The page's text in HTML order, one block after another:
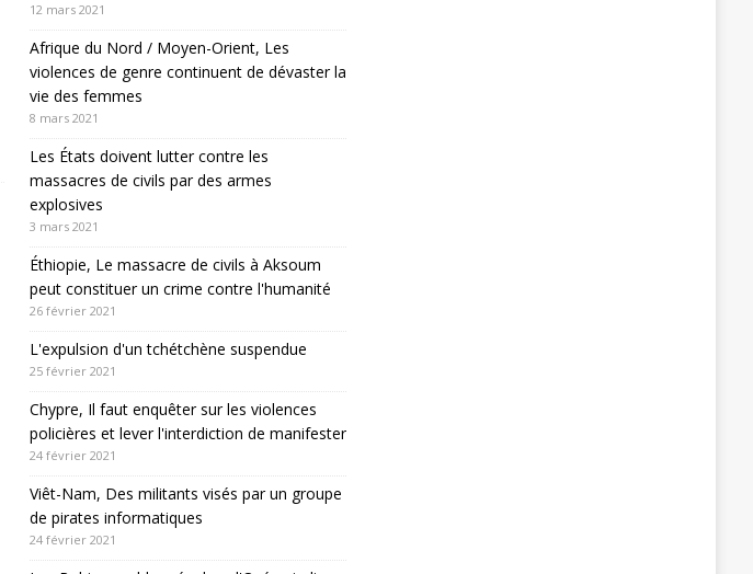
12 mars 2021
Afrique du Nord / Moyen-Orient, Les
violences de genre continuent de dévaster la
vie des femmes
8 mars 2021
Les États doivent lutter contre les
massacres de civils par des armes
explosives
3 mars 2021
Éthiopie, Le massacre de civils à Aksoum
peut constituer un crime contre l'humanité
26 février 2021
L'expulsion d'un tchétchène suspendue
25 février 2021
Chypre, Il faut enquêter sur les violences
policières et lever l'interdiction de manifester
24 février 2021
Viêt-Nam, Des militants visés par un groupe
de pirates informatiques
24 février 2021